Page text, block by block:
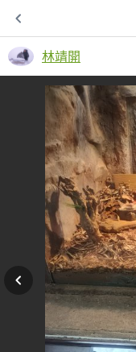
林靖開